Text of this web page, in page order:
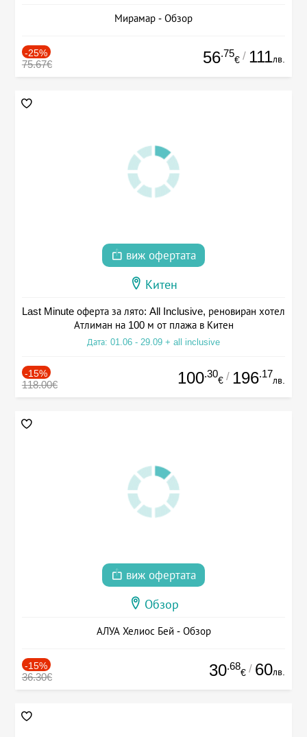
Мирамар - Обзор
-25%
75.67€ 56.75
€ / 111лв.
виж офертата
Китен
Last Minute оферта за лято: All Inclusive, реновиран хотел
Атлиман на 100 м от плажа в Китен
Дата: 01.06 - 29.09 + all inclusive
-15%
118.00€ 100.30
€ / 196.17
лв.
виж офертата
Обзор
АЛУА Хелиос Бей - Обзор
-15%
36.30€ 30.68
€ / 60лв.